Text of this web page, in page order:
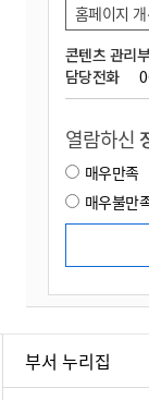
콘텐츠 관리
담당전화
홈페이지
열람하신
매우만족
매우불만
부서 누리집